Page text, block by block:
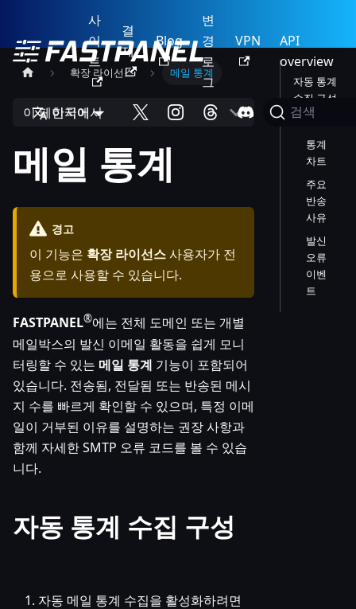
사
이
트
결
제
Blog
변
경
로
그
VPN
API
overview
한국어 검색
확장 라이선스 메일 통계
이 페이지에서
메일 통계
경고
이 기능은 확장 라이선스사용자가 전
용으로 사용할 수 있습니다.
FASTPANEL®에는 전체 도메인 또는 개별
메일박스의 발신 이메일 활동을 쉽게 모니
터링할 수 있는 메일 통계 기능이 포함되어
있습니다. 전송됨, 전달됨 또는 반송된 메시
지 수를 빠르게 확인할 수 있으며, 특정 이메
일이 거부된 이유를 설명하는 권장 사항과
함께 자세한 SMTP 오류 코드를 볼 수 있습
니다.
자동 통계 수집 구성
자동 메일 통계 수집을 활성화하려면
자동 통계
수집 구성
통계 보기
통계
차트
주요
반송
사유
발신
오류
이벤
트